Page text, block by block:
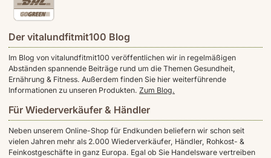
Der vitalundfitmit100 Blog
Im Blog von vitalundfitmit100 veröffentlichen wir in regelmäßigen
Abständen spannende Beiträge rund um die Themen Gesundheit,
Ernährung & Fitness. Außerdem finden Sie hier weiterführende
Informationen zu unseren Produkten. Zum Blog.
Für Wiederverkäufer & Händler
Neben unserem Online-Shop für Endkunden beliefern wir schon seit
vielen Jahren mehr als 2.000 Wiederverkäufer, Händler, Rohkost- &
Feinkostgeschäfte in ganz Europa. Egal ob Sie Handelsware vertreiben